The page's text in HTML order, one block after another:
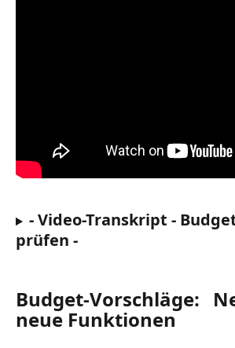
- Video-Transkript -
prüfen -
Budget-Vorschläge:
neue Funktionen